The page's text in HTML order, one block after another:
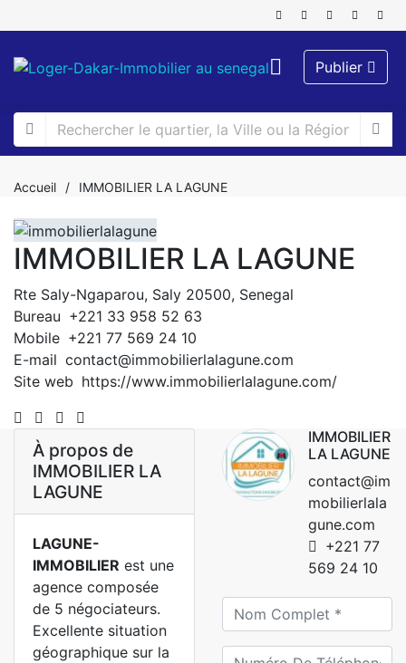
Publier
Accueil / IMMOBILIER LA LAGUNE
IMMOBILIER LA LAGUNE
Rte Saly-Ngaparou, Saly 20500, Senegal
Bureau +221 33 958 52 63
Mobile +221 77 569 24 10
E-mail contact@immobilierlalagune.com
Site web https://www.immobilierlalagune.com/
À propos de
IMMOBILIER LA
LAGUNE
LAGUNE-
IMMOBILIER est une
agence composée
de 5 négociateurs.
Excellente situation
géographique sur la
IMMOBILIER
LA LAGUNE
contact@im
mobilierlala
gune.com
+221 77
569 24 10